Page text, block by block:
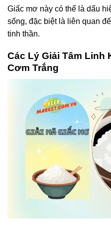
Giấc mơ này có thể là dấu
sống, đặc biệt là liên quan
tinh thần.
Các Lý Giải Tâm Linh
Cơm Trắng